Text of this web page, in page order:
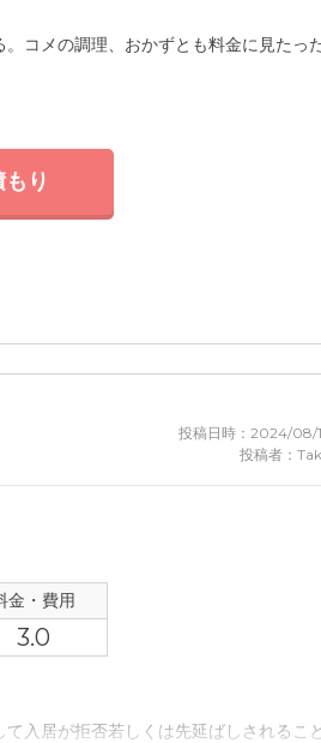
コメの調理、おかずとも料金に見たっ
り
投稿日時：2024/08/
投稿者：
金・費用
3.0
入居が拒否若しくは先延ばしされること